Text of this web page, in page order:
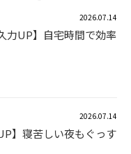
2026.07.14
力UP】自宅時間で効率
2026.07.14
】寝苦しい夜もぐっす